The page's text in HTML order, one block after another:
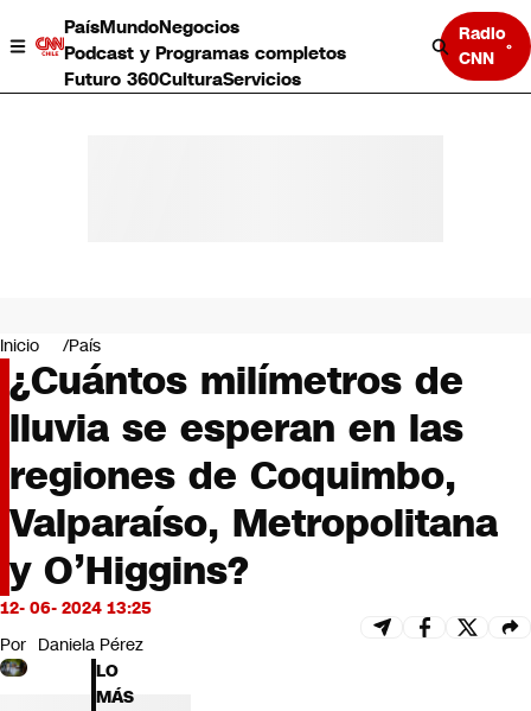
PaísMundoNegocios
Podcast y Programas completos
Futuro 360CulturaServicios
Radio
CNN
Negocios
Deportes
Programas completos
Cultura
Servicios
Bits
CNN Data
CNN tiempo
Futuro 360
Opinión
Inicio País
¿Cuántos milímetros de
lluvia se esperan en las
regiones de Coquimbo,
Valparaíso, Metropolitana
y O’Higgins?
12- 06- 2024 13:25
Por Daniela Pérez
LO
MÁS